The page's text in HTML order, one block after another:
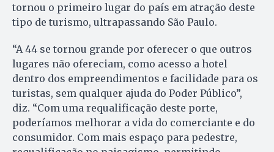
tornou o primeiro lugar do país em atração deste
tipo de turismo, ultrapassando São Paulo.
“A 44 se tornou grande por oferecer o que outros
lugares não ofereciam, como acesso a hotel
dentro dos empreendimentos e facilidade para os
turistas, sem qualquer ajuda do Poder Público”,
diz. “Com uma requalificação deste porte,
poderíamos melhorar a vida do comerciante e do
consumidor. Com mais espaço para pedestre,